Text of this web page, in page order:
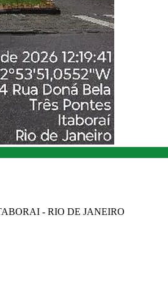
- RIO DE JANEIRO